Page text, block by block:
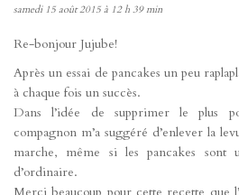
samedi 15 août 2015 à 12 h 39 min
Re-bonjour Jujube!
Après un essai de pancakes un peu
à chaque fois un succès.
Dans l’idée de supprimer le plus
compagnon m’a suggéré d’enlever la
marche, même si les pancakes sont
d’ordinaire.